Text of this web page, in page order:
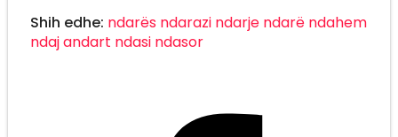
Shih edhe: ndarës ndarazi ndarje ndarë ndahem
ndajandart ndasi ndasor